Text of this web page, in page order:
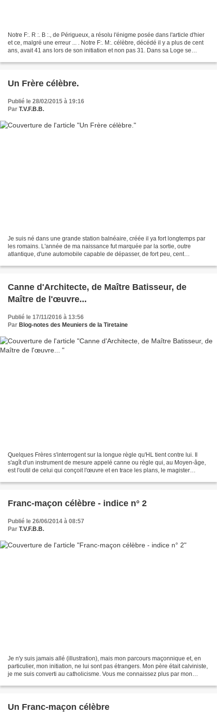
Notre F:. R :. B :., de Périgueux, a résolu l'énigme posée dans l'article d'hier
et ce, malgré une erreur ... . Notre F:. M:. célèbre, décédé il y a plus de cent
ans, avait 41 ans lors de son initiation et non pas 31. Dans sa Loge se
Un Frère célèbre.
Publié le 28/02/2015 à 19:16
Par T.V.F.B.B.
Je suis né dans une grande station balnéaire, créée il ya fort longtemps par
les romains. L'année de ma naissance fut marquée par la sortie, outre
atlantique, d'une automobile capable de dépasser, de fort peu, cent
Canne d'Architecte, de Maître Batisseur, de
Maître de l'œuvre...
Publié le 17/11/2016 à 13:56
Par Blog-notes des Meuniers de la Tiretaine
Quelques Frères s'interrogent sur la longue règle qu'HL tient contre lui. Il
s'agît d'un instrument de mesure appelé canne ou règle qui, au Moyen-âge,
est l'outil de celui qui conçoit l'œuvre et en trace les plans, le magister
Franc-maçon célèbre - indice n° 2
Publié le 26/06/2014 à 08:57
Par T.V.F.B.B.
Je n'y suis jamais allé (illustration), mais mon parcours maçonnique et, en
particulier, mon initiation, ne lui sont pas étrangers. Mon père était calviniste,
je me suis converti au catholicisme. Vous me connaissez plus par mon
Un Franc-maçon célèbre